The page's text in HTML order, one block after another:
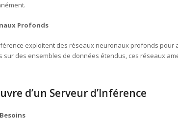
Profonds
exploitent des réseaux neuronaux profonds pour
sur des ensembles de données étendus, ces réseaux
d’un Serveur d’Inférence